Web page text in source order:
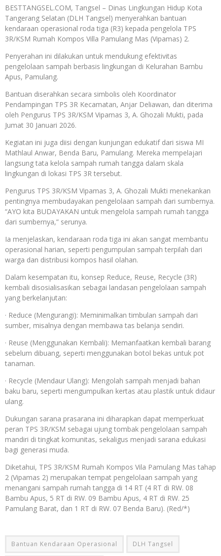
BESTTANGSEL.COM, Tangsel – Dinas Lingkungan Hidup Kota
Tangerang Selatan (DLH Tangsel) menyerahkan bantuan
kendaraan operasional roda tiga (R3) kepada pengelola TPS
3R/KSM Rumah Kompos Villa Pamulang Mas (Vipamas) 2.
Penyerahan ini dilakukan untuk mendukung efektivitas
pengelolaan sampah berbasis lingkungan di Kelurahan Bambu
Apus, Pamulang.
Bantuan diserahkan secara simbolis oleh Koordinator
Pendampingan TPS 3R Kecamatan, Anjar Deliawan, dan diterima
oleh Pengurus TPS 3R/KSM Vipamas 3, A. Ghozali Mukti, pada
Jumat 30 Januari 2026.
Kegiatan ini juga diisi dengan kunjungan edukatif dari siswa MI
Mathlaul Anwar, Benda Baru, Pamulang. Mereka mempelajari
langsung tata kelola sampah rumah tangga dalam skala
lingkungan di lokasi TPS 3R tersebut.
Pengurus TPS 3R/KSM Vipamas 3, A. Ghozali Mukti menekankan
pentingnya membudayakan pengelolaan sampah dari sumbernya.
“AYO kita BUDAYAKAN untuk mengelola sampah rumah tangga
dari sumbernya,” serunya.
Ia menjelaskan, kendaraan roda tiga ini akan sangat membantu
operasional harian, seperti pengumpulan sampah terpilah dari
warga dan distribusi kompos hasil olahan.
Dalam kesempatan itu, konsep Reduce, Reuse, Recycle (3R)
kembali disosialisasikan sebagai landasan pengelolaan sampah
yang berkelanjutan:
· Reduce (Mengurangi): Meminimalkan timbulan sampah dari
sumber, misalnya dengan membawa tas belanja sendiri.
· Reuse (Menggunakan Kembali): Memanfaatkan kembali barang
sebelum dibuang, seperti menggunakan botol bekas untuk pot
tanaman.
· Recycle (Mendaur Ulang): Mengolah sampah menjadi bahan
baku baru, seperti mengumpulkan kertas atau plastik untuk didaur
ulang.
Dukungan sarana prasarana ini diharapkan dapat memperkuat
peran TPS 3R/KSM sebagai ujung tombak pengelolaan sampah
mandiri di tingkat komunitas, sekaligus menjadi sarana edukasi
bagi generasi muda.
Diketahui, TPS 3R/KSM Rumah Kompos Vila Pamulang Mas tahap
2 (Vipamas 2) merupakan tempat pengelolaan sampah yang
menangani sampah rumah tangga di 14 RT (4 RT di RW. 08
Bambu Apus, 5 RT di RW. 09 Bambu Apus, 4 RT di RW. 25
Pamulang Barat, dan 1 RT di RW. 07 Benda Baru). (Red/*)
Bantuan Kendaraan Operasional DLH Tangsel